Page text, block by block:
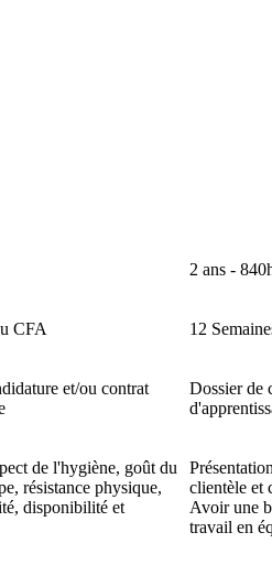
2 ans -
CFA 12
et/ou contrat
Dossier de
de l'hygiène, goût du
résistance physique,
disponibilité et
clientèle et
Avoir une
travail en